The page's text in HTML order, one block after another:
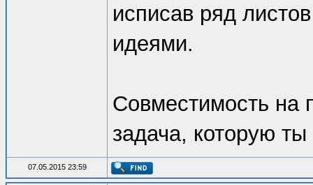
исписав ряд
идеями.
Совместимость на
задача, которую
07.05.2015 23:59